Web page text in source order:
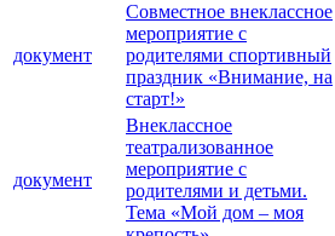
документ
Совместное внеклассное
мероприятие с
родителями спортивный
праздник «Внимание, на
старт!»
документ
Внеклассное
театрализованное
мероприятие с
родителями и детьми.
Тема «Мой дом – моя